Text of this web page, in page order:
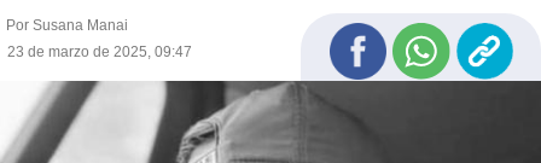
Por Susana Manai
23 de marzo de 2025, 09:47